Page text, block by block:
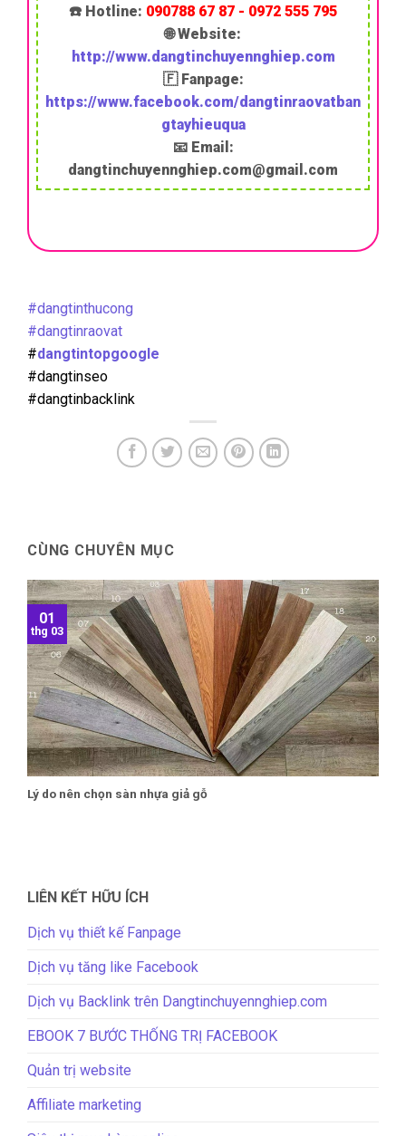
☎️ Hotline: 090788 67 87 - 0972 555 795
🌐 Website:
http://www.dangtinchuyennghiep.com
🇫 Fanpage:
https://www.facebook.com/dangtinraovatban
gtayhieuqua
📧 Email:
dangtinchuyennghiep.com@gmail.com
#dangtinthucong
#dangtinraovat
#dangtintopgoogle
#dangtinseo
#dangtinbacklink
CÙNG CHUYÊN MỤC
Lý do nên chọn sàn nhựa giả gỗ
01
thg 03
LIÊN KẾT HỮU ÍCH
Dịch vụ thiết kế Fanpage
Dịch vụ tăng like Facebook
Dịch vụ Backlink trên Dangtinchuyennghiep.com
EBOOK 7 BƯỚC THỐNG TRỊ FACEBOOK
Quản trị website
Affiliate marketing